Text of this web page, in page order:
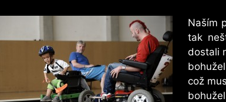
Naším
tak
dostali
což